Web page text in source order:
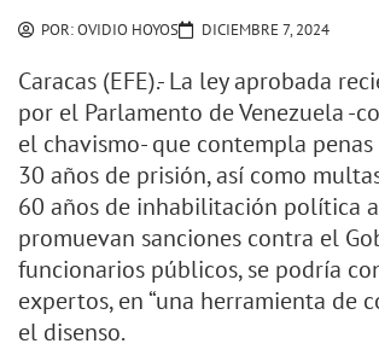
POR:OVIDIO HOYOS DICIEMBRE 7, 2024
Caracas (EFE).- La ley aprobada
por el Parlamento de Venezuela -
el chavismo- que contempla
30 años de prisión, así como
60 años de inhabilitación política
promuevan sanciones contra el
funcionarios públicos, se podría
expertos, en “una herramienta de
el disenso.